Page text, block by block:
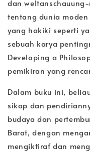
dan
tentang dunia
yang hakiki seperti
sebuah karya
Developing a
pemikiran yang
Dalam buku ini,
sikap dan
budaya dan
Barat, dengan
mengiktiraf dan